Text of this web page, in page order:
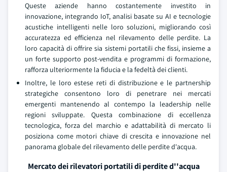
Queste aziende hanno costantemente investito in
innovazione, integrando IoT, analisi basate su AI e tecnologie
acustiche intelligenti nelle loro soluzioni, migliorando così
accuratezza ed efficienza nel rilevamento delle perdite. La
loro capacità di offrire sia sistemi portatili che fissi, insieme a
un forte supporto post-vendita e programmi di formazione,
rafforza ulteriormente la fiducia e la fedeltà dei clienti.
Inoltre, le loro estese reti di distribuzione e le partnership
strategiche consentono loro di penetrare nei mercati
emergenti mantenendo al contempo la leadership nelle
regioni sviluppate. Questa combinazione di eccellenza
tecnologica, forza del marchio e adattabilità di mercato li
posiziona come motori chiave di crescita e innovazione nel
panorama globale del rilevamento delle perdite d'acqua.
Mercato dei rilevatori portatili di perdite d''acqua